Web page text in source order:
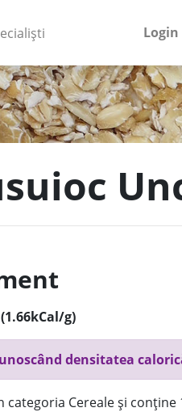
Login
g)
densitatea
Cereale și conține